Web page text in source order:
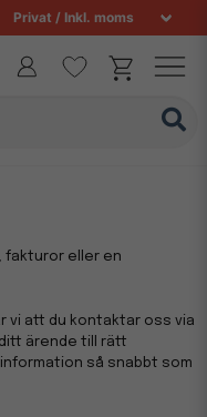
fakturor eller en
vi att du kontaktar oss via
ärende till rätt
så snabbt som